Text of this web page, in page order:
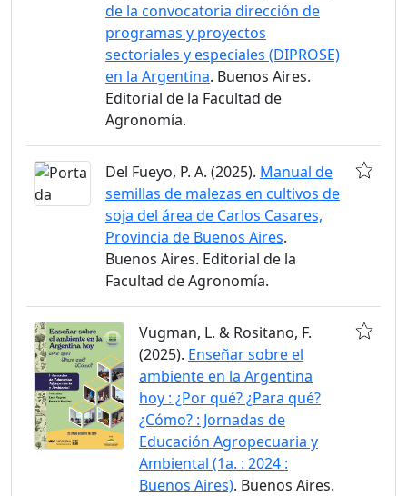
de la convocatoria dirección de
programas y proyectos
sectoriales y especiales (DIPROSE)
en la Argentina. Buenos Aires.
Editorial de la Facultad de
Agronomía.
Del Fueyo, P. A. (2025). Manual de
semillas de malezas en cultivos de
soja del área de Carlos Casares,
Provincia de Buenos Aires.
Buenos Aires. Editorial de la
Facultad de Agronomía.
Vugman, L. & Rositano, F.
(2025). Enseñar sobre el
ambiente en la Argentina
hoy : ¿Por qué? ¿Para qué?
¿Cómo? : Jornadas de
Educación Agropecuaria y
Ambiental (1a. : 2024 :
Buenos Aires). Buenos Aires.